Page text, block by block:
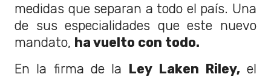
medidas que separan a todo el país. Una
de sus especialidades que este nuevo
mandato, ha vuelto con todo.
En la firma de la Ley Laken Riley,el